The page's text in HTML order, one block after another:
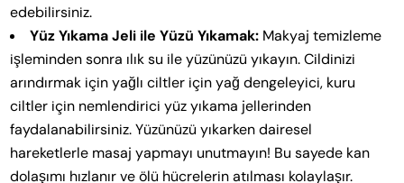
edebilirsiniz.
Yüz Yıkama Jeli ile Yüzü Yıkamak: Makyaj temizleme
işleminden sonra ılık su ile yüzünüzü yıkayın. Cildinizi
arındırmak için yağlı ciltler için yağ dengeleyici, kuru
ciltler için nemlendirici yüz yıkama jellerinden
faydalanabilirsiniz. Yüzünüzü yıkarken dairesel
hareketlerle masaj yapmayı unutmayın! Bu sayede kan
dolaşımı hızlanır ve ölü hücrelerin atılması kolaylaşır.